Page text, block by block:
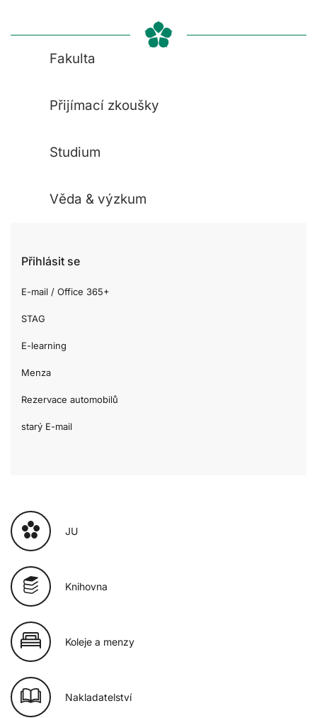
Fakulta
Přijímací zkoušky
Studium
Věda & výzkum
Přihlásit se
E-mail / Office 365+
STAG
E-learning
Menza
Rezervace automobilů
starý E-mail
JU
Knihovna
Koleje a menzy
Nakladatelství